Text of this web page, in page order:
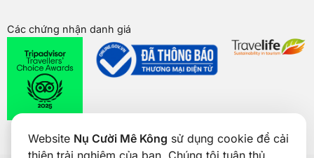
Website Nụ Cười Mê Kông sử dụng cookie để cải
thiện trải nghiệm của bạn. Chúng tôi tuân thủ
Các chứng nhận danh giá